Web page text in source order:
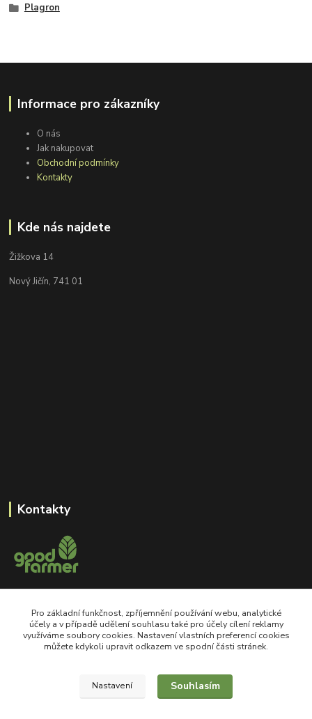
Plagron
Informace pro zákazníky
O nás
Jak nakupovat
Obchodní podmínky
Kontakty
Kde nás najdete
Žižkova 14
Nový Jičín, 741 01
Kontakty
Po-Pá, 8-18 hod
shop@goodfarmer.cz
Pro základní funkčnost, zpříjemnění používání webu, analytické
účely a v případě udělení souhlasu také pro účely cílení reklamy
využíváme soubory cookies. Nastavení vlastních preferencí cookies
můžete kdykoli upravit odkazem ve spodní části stránek.
Nastavení Souhlasím